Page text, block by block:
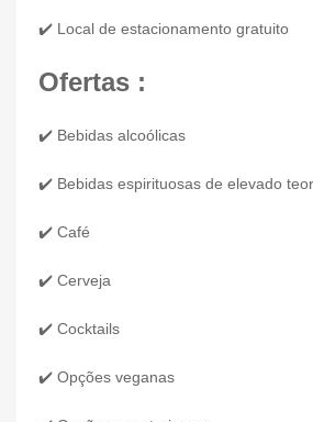
✔️ Local de estacionamento gratuito
Ofertas :
✔️ Bebidas alcoólicas
✔️ Bebidas espirituosas de elevado
✔️ Café
✔️ Cerveja
✔️ Cocktails
✔️ Opções veganas